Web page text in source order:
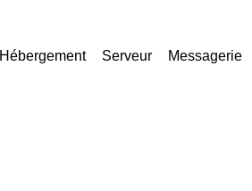
Hébergement Serveur Messagerie